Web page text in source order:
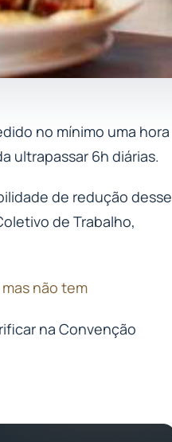
no mínimo uma hora
ultrapassar 6h diárias.
de redução desse
de Trabalho,
não tem
na Convenção